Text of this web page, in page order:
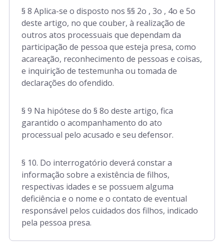
§ 8 Aplica-se o disposto nos §§ 2o , 3o , 4o e 5o
deste artigo, no que couber, à realização de
outros atos processuais que dependam da
participação de pessoa que esteja presa, como
acareação, reconhecimento de pessoas e coisas,
e inquirição de testemunha ou tomada de
declarações do ofendido.
§ 9 Na hipótese do § 8o deste artigo, fica
garantido o acompanhamento do ato
processual pelo acusado e seu defensor.
§ 10. Do interrogatório deverá constar a
informação sobre a existência de filhos,
respectivas idades e se possuem alguma
deficiência e o nome e o contato de eventual
responsável pelos cuidados dos filhos, indicado
pela pessoa presa.